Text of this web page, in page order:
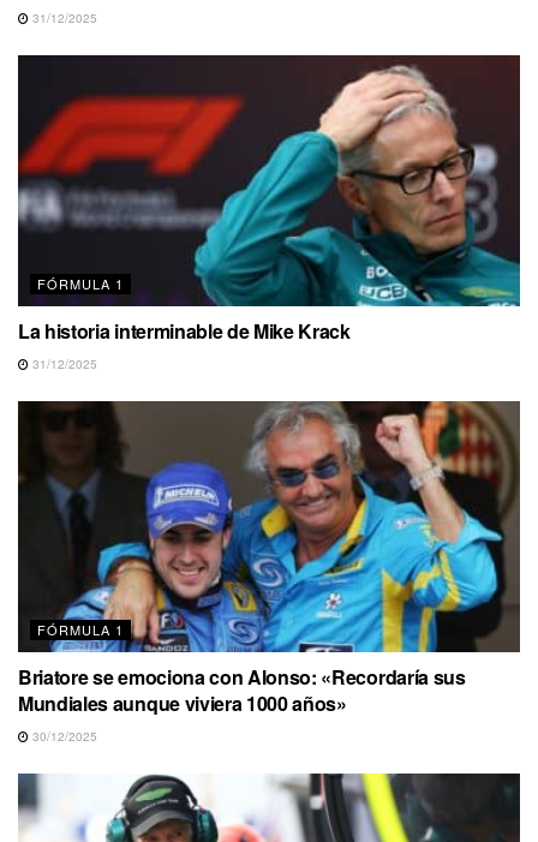
31/12/2025
FÓRMULA 1
La historia interminable de Mike Krack
31/12/2025
FÓRMULA 1
Briatore se emociona con Alonso: «Recordaría sus
Mundiales aunque viviera 1000 años»
30/12/2025